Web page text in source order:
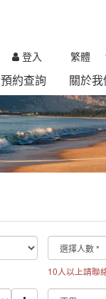
登入
預約查詢 關於我
10人以上請聯